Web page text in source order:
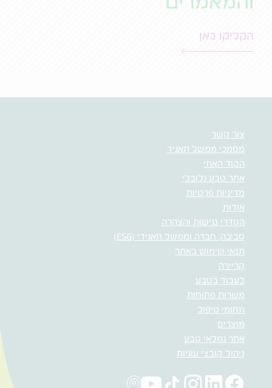
הקליקו כאן
צור קשר
מסמכי ממשל תאגיד
הקוד האתי
אתר טבע גלובלי
מדיניות פרטיות
אודות
הסדרי נגישות והצהרה
סביבה, חברה וממשל תאגידי (ESG)
תנאי שימוש באתר
קריירה
לעבוד בטבע
משרות פתוחות
תחומי טיפול
מוצרים
אתר גמלאי טבע
ניהול קובצי עוגיות